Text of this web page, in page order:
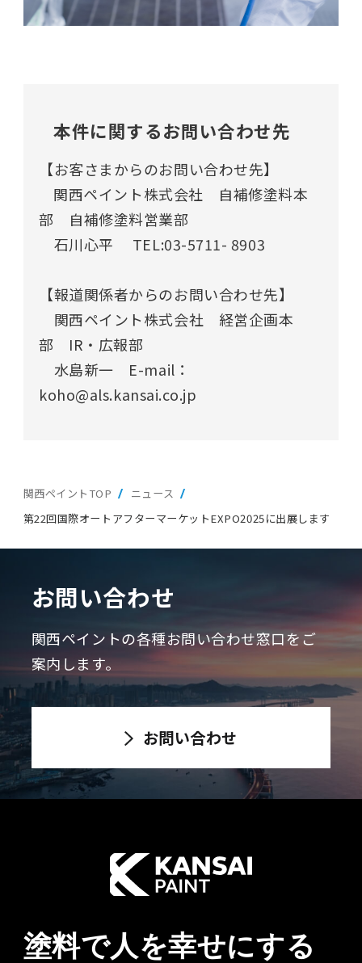
本件に関するお問い合わせ先
【お客さまからのお問い合わせ先】
関西ペイント株式会社 自補修塗料本
部 自補修塗料営業部
石川心平 TEL:03-5711- 8903
【報道関係者からのお問い合わせ先】
関西ペイント株式会社 経営企画本
部 IR ・広報部
水島新一 E-mail ：
koho@als.kansai.co.jp
関西ペイントTOP
ニュース
第22回国際オートアフターマーケットEXPO2025に出展します
お問い合わせ
関西ペイントの各種お問い合わせ窓口をご
案内します。
お問い合わせ
塗料で人を幸せにする